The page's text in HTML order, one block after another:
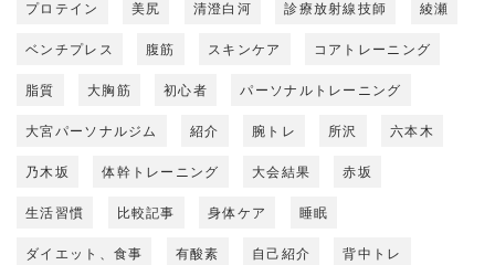
プロテイン 美尻 清澄白河 診療放射線技師 綾瀬
ベンチプレス 腹筋 スキンケア コアトレーニング
脂質 大胸筋 初心者 パーソナルトレーニング
大宮パーソナルジム 紹介 腕トレ 所沢 六本木
乃木坂 体幹トレーニング 大会結果 赤坂
生活習慣 比較記事 身体ケア 睡眠
ダイエット、食事 有酸素 自己紹介 背中トレ